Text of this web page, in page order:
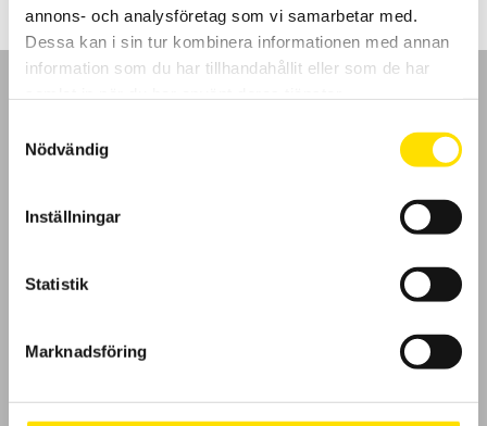
annons- och analysföretag som vi samarbetar med.
Dessa kan i sin tur kombinera informationen med annan
information som du har tillhandahållit eller som de har
Nödvändig
Inställningar
Statistik
Marknadsföring